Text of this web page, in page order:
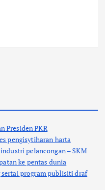
Presiden PKR
pengisytiharan harta
pelancongan – SKM
ke pentas dunia
sertai program publisiti draf